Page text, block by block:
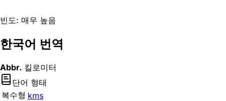
빈도: 매우 높음
한국어 번역
Abbr. 킬로미터
단어 형태
복수형 kms